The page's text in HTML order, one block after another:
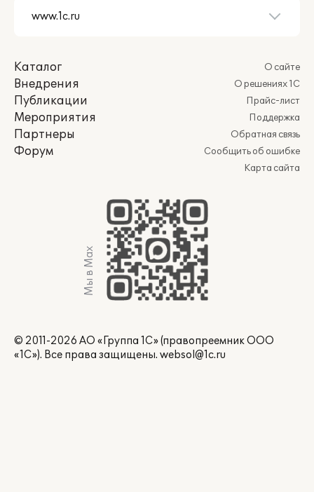
Каталог
Внедрения
Публикации
Мероприятия
Партнеры
Форум
О сайте
О решениях 1С
Прайс-лист
Поддержка
Обратная связь
Сообщить об ошибке
Карта сайта
Мы в Max
© 2011-2026 АО «Группа 1С» (правопреемник ООО
«1С»). Все права защищены. websol@1c.ru